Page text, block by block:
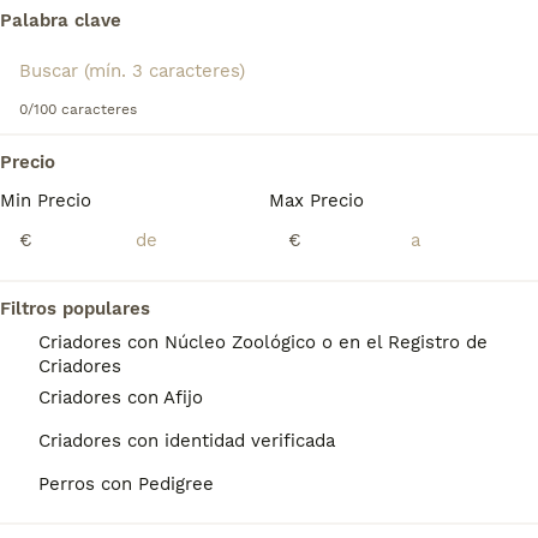
Palabra clave
0/100 caracteres
Precio
Min Precio
€
Max Precio
€
Filtros populares
Criadores con Núcleo Zoológico o en el Registro de
Criadores
Criadores con Afijo
Criadores con identidad verificada
Perros con Pedigree
Perro de Pastor Inglés - Bobtail
Encontramos 0 Perro Bobtail Perros para
Guardar búsqueda
Preguntas frecuentes
¿Cómo es el perro viejo
pastor inglés Bobtail?
ampliamente reconocido por su pelaje largo